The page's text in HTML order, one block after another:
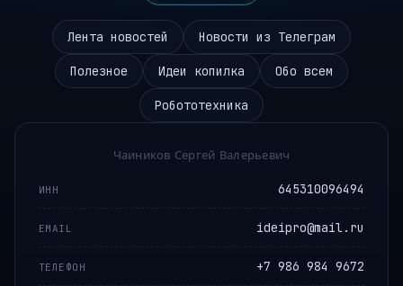
Лента новостей Новости из Телеграм
Полезное Идеи копилка Обо всем
Робототехника
Чаиников Сергей Валерьевич
ИНН 645310096494
EMAIL ideipro@mail.ru
ТЕЛЕФОН +7 986 984 9672